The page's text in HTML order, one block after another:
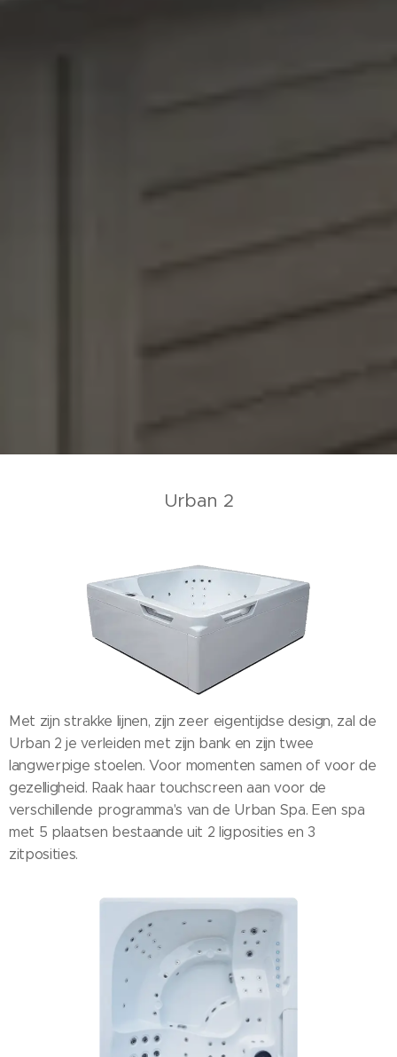
Urban 2
Met zijn strakke lijnen, zijn zeer eigentijdse design, zal de
Urban 2 je verleiden met zijn bank en zijn twee
langwerpige stoelen. Voor momenten samen of voor de
gezelligheid. Raak haar touchscreen aan voor de
verschillende programma's van de Urban Spa. Een spa
met 5 plaatsen bestaande uit 2 ligposities en 3
zitposities.